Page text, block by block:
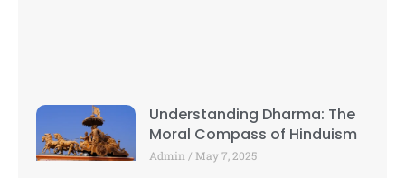
Understanding Dharma: The
Moral Compass of Hinduism
Admin May 7, 2025